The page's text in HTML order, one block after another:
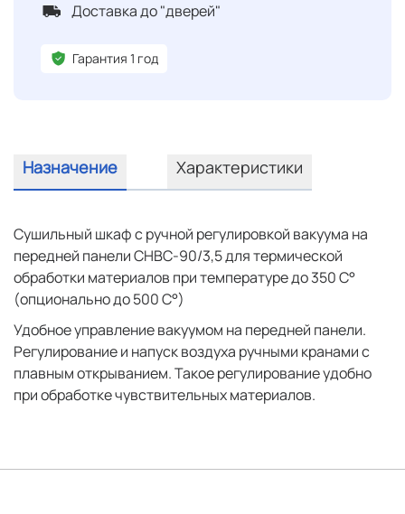
Доставка до "дверей"
Гарантия 1 год
Назначение Характеристики
Сушильный шкаф с ручной регулировкой вакуума на
передней панели СНВС-90/3,5 для термической
обработки материалов при температуре до 350 С°
(опционально до 500 С°)
Удобное управление вакуумом на передней панели.
Регулирование и напуск воздуха ручными кранами с
плавным открыванием. Такое регулирование удобно
при обработке чувствительных материалов.